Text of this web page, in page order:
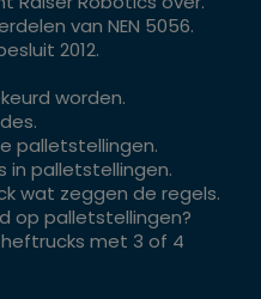
van NEN 5056.
2012.
worden.
palletstellingen.
in palletstellingen.
wat zeggen de regels.
op palletstellingen?
met 3 of 4